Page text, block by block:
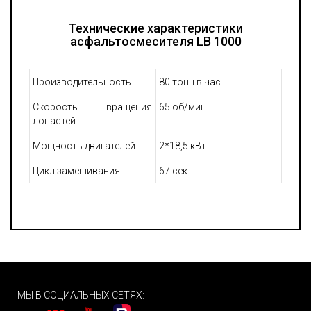
Технические характеристики
асфальтосмесителя LB 1000
Производительность 80 тонн в час
Скорость вращения
лопастей
65 об/мин
Мощность двигателей 2*18,5 кВт
Цикл замешивания 67 сек
МЫ В СОЦИАЛЬНЫХ СЕТЯХ: